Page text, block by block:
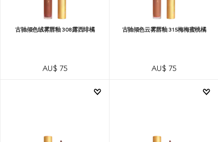
古驰倾色绒雾唇釉 308露西绯橘
AU$ 75
古驰倾色云雾唇釉 315梅梅蜜桃橘
AU$ 75